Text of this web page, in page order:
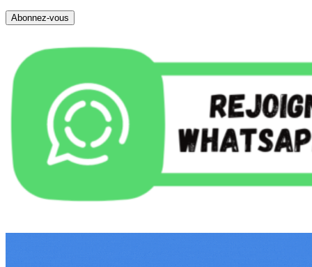
Abonnez-vous